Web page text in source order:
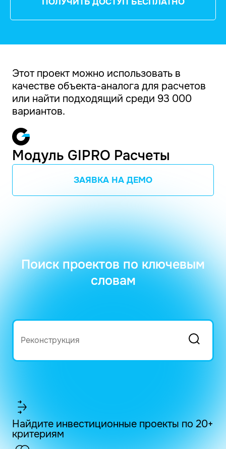
Этот проект можно использовать в
качестве объекта-аналога для расчетов
или найти подходящий среди 93 000
вариантов.
Модуль GIPRO Расчеты
ЗАЯВКА НА ДЕМО
Поиск проектов по ключевым
словам
Найдите инвестиционные проекты по 20+
критериям